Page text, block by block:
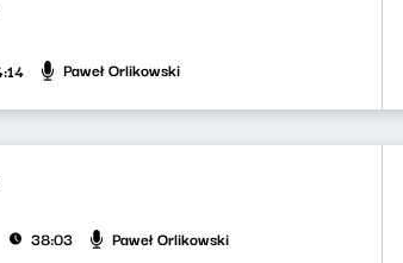
Paweł Orlikowski
38:03 Paweł Orlikowski